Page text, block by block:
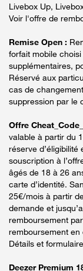
Livebox Up,
Voir l'offre de
Remise Open :
forfait mobile
supplémentaires,
Réservé aux
cas de
suppression par le
Offre
valable à partir du
réserve d’éligibilité
souscription à
âgés de 18 à 26
carte d’identité.
25€/mois à partir
demande et
remboursement
remboursement en
Détails et
Deezer Premium